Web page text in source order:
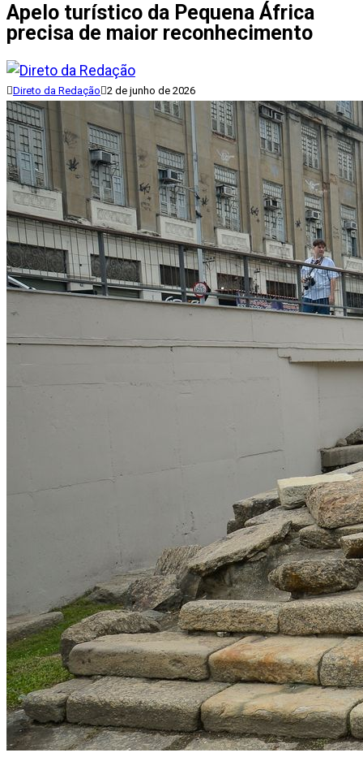
Apelo turístico da Pequena África
precisa de maior reconhecimento
Direto da Redação 2 de junho de 2026